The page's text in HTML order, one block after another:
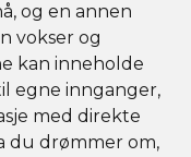
og en annen
vokser og
kan inneholde
egne innganger,
med direkte
du drømmer om,